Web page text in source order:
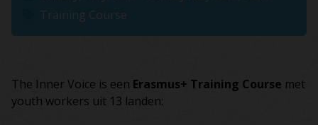
Training Course
The Inner Voice is een Erasmus+ Training Course met
youth workers uit 13 landen: